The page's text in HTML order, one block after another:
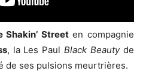
Shakin’ Streeten compagnie
, la Les PaulBlack Beautyde
de ses pulsions meurtrières.